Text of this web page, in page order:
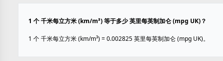
1 个 千米每立方米 (km/m³) 等于多少 英里每英制加仑 (mpg UK)？
1 个 千米每立方米 (km/m³) = 0.002825 英里每英制加仑 (mpg UK)。